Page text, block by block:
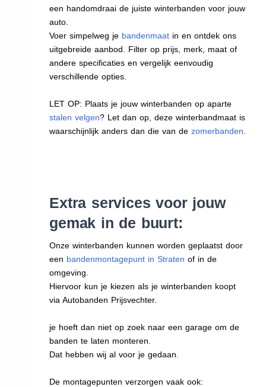
een handomdraai de juiste winterbanden voor jouw
auto.
Voer simpelweg je bandenmaat in en ontdek ons
uitgebreide aanbod. Filter op prijs, merk, maat of
andere specificaties en vergelijk eenvoudig
verschillende opties.
LET OP: Plaats je jouw winterbanden op aparte
stalen velgen? Let dan op, deze winterbandmaat is
waarschijnlijk anders dan die van dezomerbanden
Extra services voor jouw
gemak in de buurt:
Onze winterbanden kunnen worden geplaatst door
een bandenmontagepunt in Straten of in de
omgeving.
Hiervoor kun je kiezen als je winterbanden koopt
via Autobanden Prijsvechter.
je hoeft dan niet op zoek naar een garage om de
banden te laten monteren.
Dat hebben wij al voor je gedaan.
De montagepunten verzorgen vaak ook: